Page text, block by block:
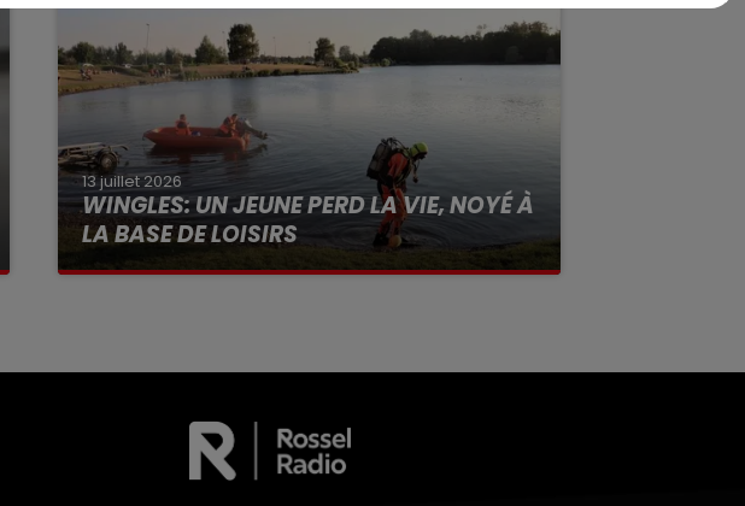
13 juillet 2026
WINGLES: UN JEUNE PERD LA VIE, NOYÉ À
LA BASE DE LOISIRS
La victime a coulé à pic